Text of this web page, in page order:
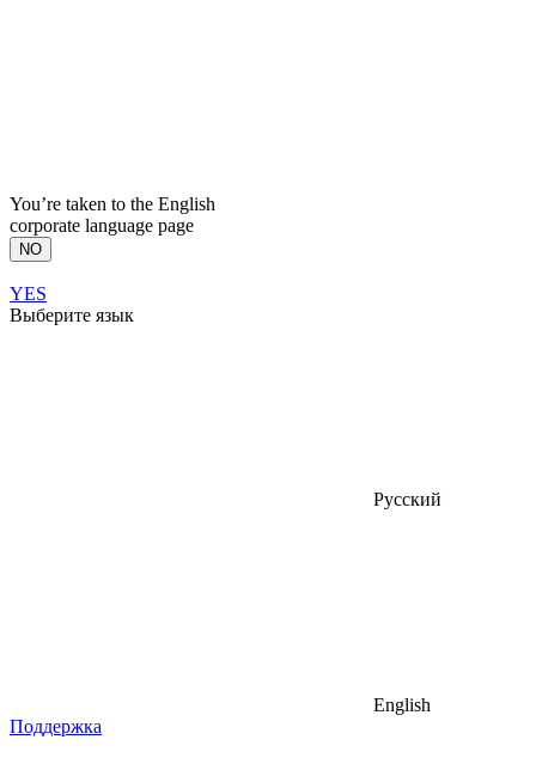
You’re taken to the English
corporate language page
NO
YES
Выберите язык
Русский
English
Поддержка